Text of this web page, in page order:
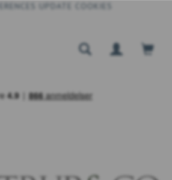
UPDATE COOKIES